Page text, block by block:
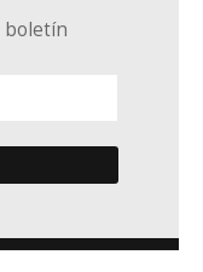
boletín